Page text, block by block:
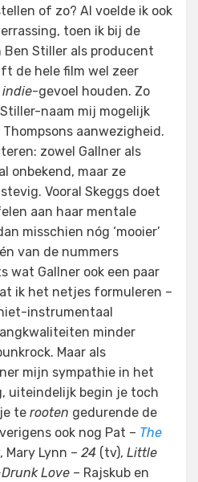
of zo? Al voelde ik ook
toen ik bij de
Stiller als producent
de hele film wel zeer
indie-gevoel houden. Zo
naam mij mogelijk
aanwezigheid.
zowel Gallner als
onbekend, maar ze
Vooral Skeggs doet
aan haar mentale
misschien nóg ‘mooier’
van de nummers
wat Gallner ook een paar
ik het netjes formuleren –
instrumentaal
minder
Maar als
mijn sympathie in het
uiteindelijk begin je toch
te rooten gedurende de
ook nog Pat – The
Mary Lynn – 24 (tv), Little
Love – Rajskub en